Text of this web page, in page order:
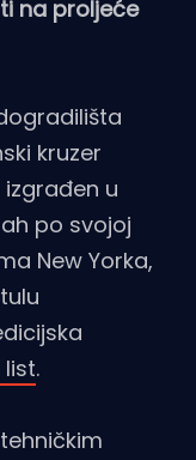
na proljeće
kruzer
izgrađen u
po svojoj
New Yorka,
list.